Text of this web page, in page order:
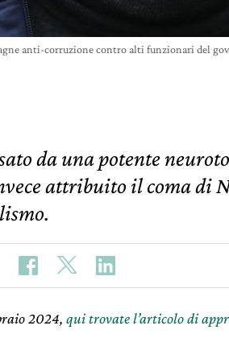
anti-corruzione contro alti funzionari del
da una potente
attribuito il coma di
2024, qui trovate l’articolo di